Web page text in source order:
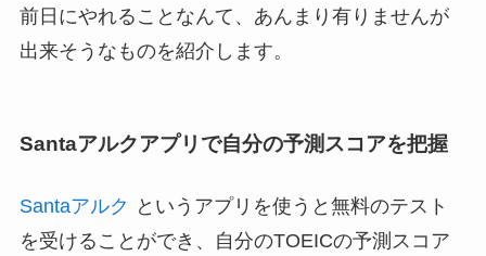
前日にやれることなんて、あんまり有りませんが
出来そうなものを紹介します。
Santaアルクアプリで自分の予測スコアを把握
Santaアルク というアプリを使うと無料のテスト
を受けることができ、自分のTOEICの予測スコア